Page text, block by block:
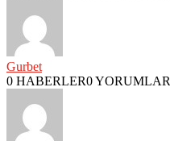
Gurbet
0 HABERLER0 YORUMLAR